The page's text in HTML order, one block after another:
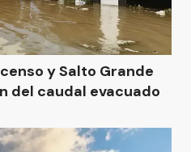
y Salto Grande
del caudal evacuado